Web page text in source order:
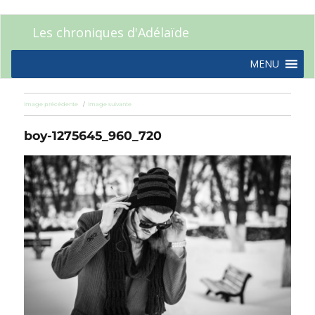
Les chroniques d'Adélaïde
MENU
Image précédente Image suivante
boy-1275645_960_720